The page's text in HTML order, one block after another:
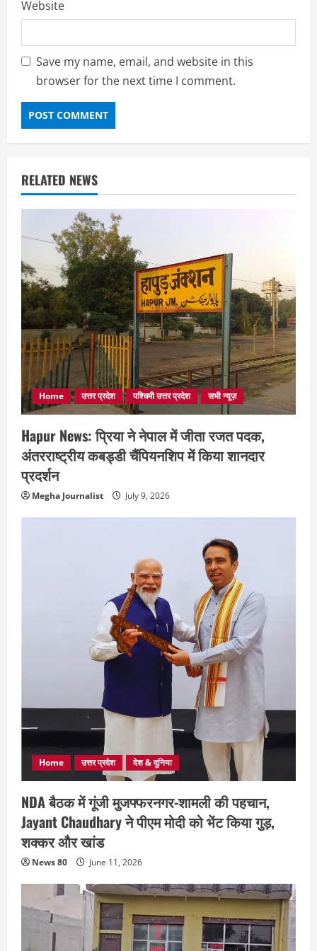
Website
Save my name, email, and website in this
browser for the next time I comment.
RELATED NEWS
Home उत्तर प्रदेश पश्चिमी उत्तर प्रदेश सभी न्यूज़
Hapur News: प्रिया ने नेपाल में जीता रजत पदक,
अंतरराष्ट्रीय कबड्डी चैंपियनशिप में किया शानदार
प्रदर्शन
Megha Journalist July 9, 2026
Home उत्तर प्रदेश देश & दुनिया
NDA बैठक में गूंजी मुजफ्फरनगर-शामली की पहचान,
Jayant Chaudhary ने पीएम मोदी को भेंट किया गुड़,
शक्कर और खांड
News 80 June 11, 2026